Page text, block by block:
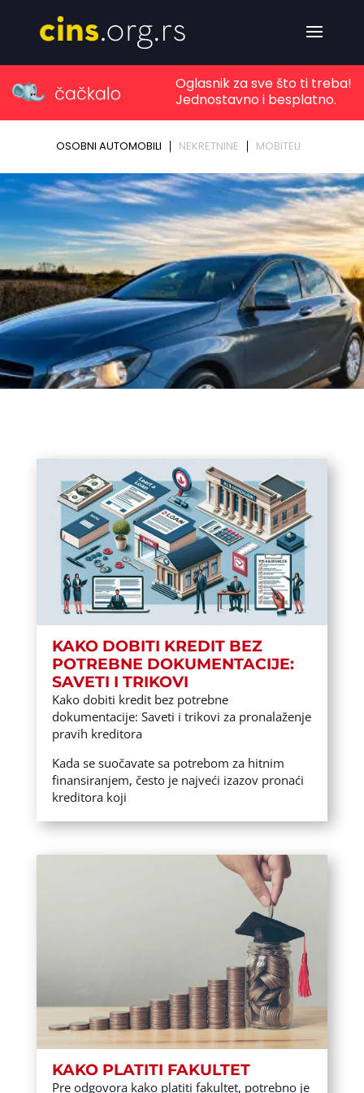
KAKO DOBITI KREDIT BEZ
POTREBNE DOKUMENTACIJE:
SAVETI I TRIKOVI
Kako dobiti kredit bez potrebne
dokumentacije: Saveti i trikovi za pronalaženje
pravih kreditora
Kada se suočavate sa potrebom za hitnim
finansiranjem, često je najveći izazov pronaći
kreditora koji
KAKO PLATITI FAKULTET
Pre odgovora kako platiti fakultet, potrebno je